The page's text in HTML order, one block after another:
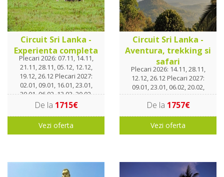
Circuit Sri Lanka -
Experienta completa
Plecari 2026: 07.11, 14.11,
21.11, 28.11, 05.12, 12.12,
19.12, 26.12 Plecari 2027:
02.01, 09.01, 16.01, 23.01,
30.01. 06.02, 13.02, 20.02,
27.02, 06.03, 13.03, 20.03
De la 1715€
Vezi oferta
Circuit Sri Lanka -
Aventura, trekking si
safari
Plecari 2026: 14.11, 28.11,
12.12, 26.12 Plecari 2027:
09.01, 23.01, 06.02, 20.02,
06.03, 20.03
De la 1757€
Vezi oferta